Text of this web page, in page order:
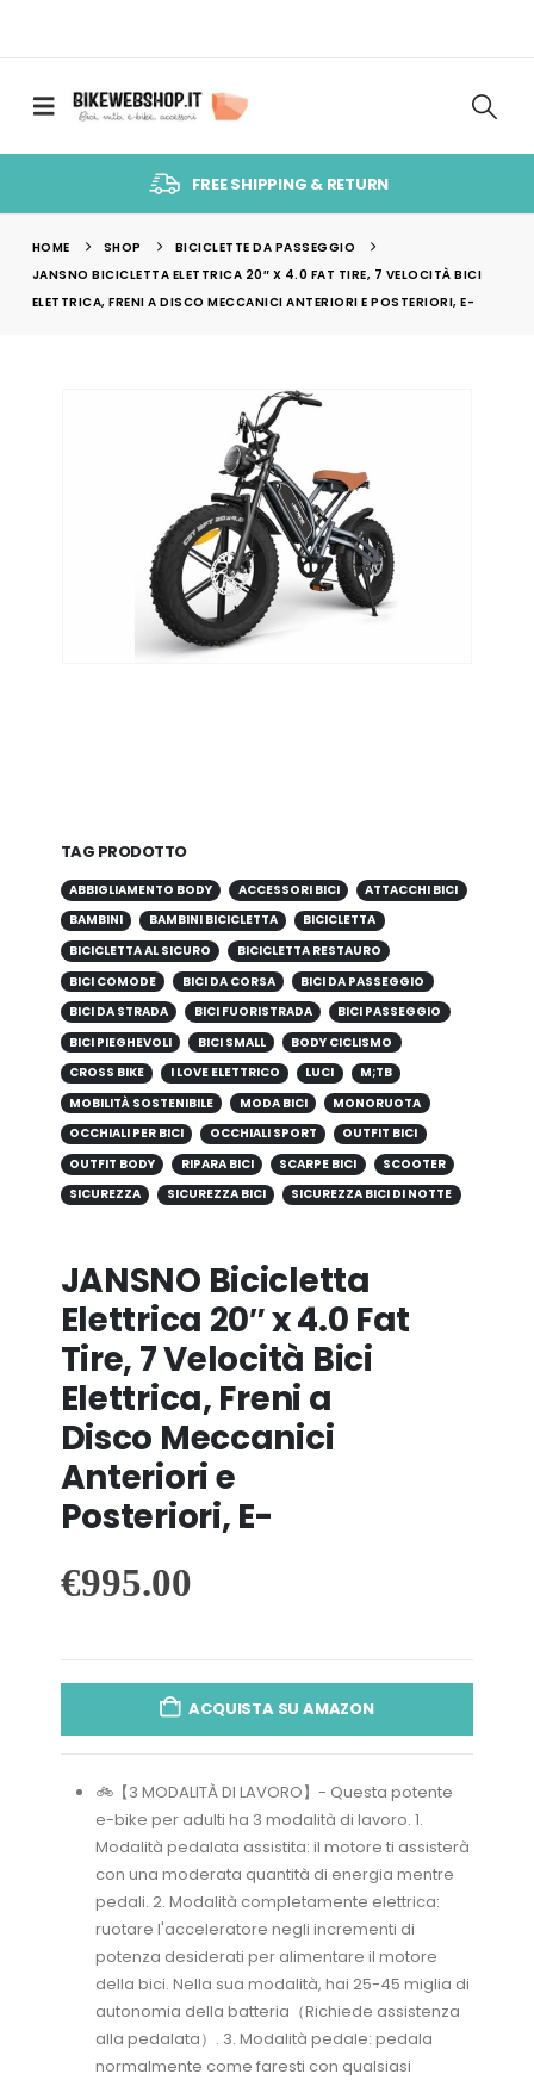
FREE SHIPPING & RETURN
HOME SHOP
BICICLETTE DA PASSEGGIO
JANSNO BICICLETTA ELETTRICA 20″ X 4.0 FAT TIRE, 7 VELOCITÀ BICI
ELETTRICA, FRENI A DISCO MECCANICI ANTERIORI E POSTERIORI, E-
TAG PRODOTTO
ABBIGLIAMENTO BODY ACCESSORI BICI
ATTACCHI BICI
BAMBINI
BAMBINI BICICLETTA
BICICLETTA
BICICLETTA AL SICURO
BICICLETTA RESTAURO
BICI COMODE
BICI DA CORSA
BICI DA PASSEGGIO
BICI DA STRADA
BICI FUORISTRADA
BICI PASSEGGIO
BICI PIEGHEVOLI
BICI SMALL
BODY CICLISMO
CROSS BIKE
I LOVE ELETTRICO LUCI
M;TB
MOBILITÀ SOSTENIBILE
MODA BICI
MONORUOTA
OCCHIALI PER BICI
OCCHIALI SPORT
OUTFIT BICI
OUTFIT BODY
RIPARA BICI SCARPE BICI
SCOOTER
SICUREZZA
SICUREZZA BICI SICUREZZA BICI DI NOTTE
JANSNO Bicicletta
Elettrica 20″ x 4.0 Fat
Tire, 7 Velocità Bici
Elettrica, Freni a
Disco Meccanici
Anteriori e
Posteriori, E-
€995.00
ACQUISTA SU AMAZON
🚲【3 MODALITÀ DI LAVORO】- Questa potente
e-bike per adulti ha 3 modalità di lavoro. 1.
Modalità pedalata assistita: il motore ti assisterà
con una moderata quantità di energia mentre
pedali. 2. Modalità completamente elettrica:
ruotare l'acceleratore negli incrementi di
potenza desiderati per alimentare il motore
della bici. Nella sua modalità, hai 25-45 miglia di
autonomia della batteria（Richiede assistenza
alla pedalata）. 3. Modalità pedale: pedala
normalmente come faresti con qualsiasi